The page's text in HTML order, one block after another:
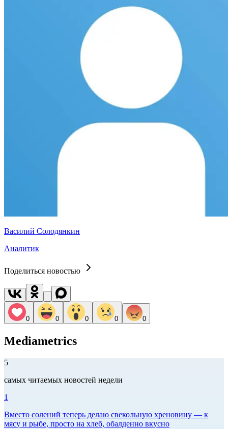
Василий Солодянкин
Аналитик
Поделиться новостью
0 0 0 0 0
Mediametrics
5
самых читаемых новостей недели
1
Вместо солений теперь делаю свекольную хреновину — к
мясу и рыбе, просто на хлеб, обалденно вкусно